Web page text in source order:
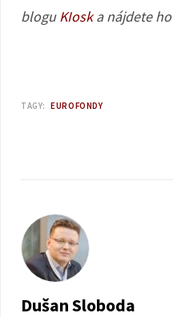
bloguKIoska nájdete ho
TAGY: EUROFONDY
Dušan Sloboda